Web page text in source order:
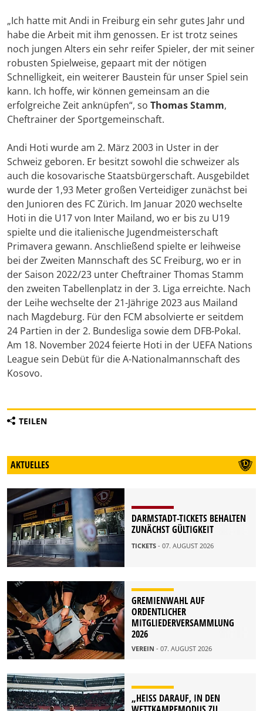
„Ich hatte mit Andi in Freiburg ein sehr gutes Jahr und
habe die Arbeit mit ihm genossen. Er ist trotz seines
noch jungen Alters ein sehr reifer Spieler, der mit seiner
robusten Spielweise, gepaart mit der nötigen
Schnelligkeit, ein weiterer Baustein für unser Spiel sein
kann. Ich hoffe, wir können gemeinsam an die
erfolgreiche Zeit anknüpfen“, so Thomas Stamm,
Cheftrainer der Sportgemeinschaft.
Andi Hoti wurde am 2. März 2003 in Uster in der
Schweiz geboren. Er besitzt sowohl die schweizer als
auch die kosovarische Staatsbürgerschaft. Ausgebildet
wurde der 1,93 Meter großen Verteidiger zunächst bei
den Junioren des FC Zürich. Im Januar 2020 wechselte
Hoti in die U17 von Inter Mailand, wo er bis zu U19
spielte und die italienische Jugendmeisterschaft
Primavera gewann. Anschließend spielte er leihweise
bei der Zweiten Mannschaft des SC Freiburg, wo er in
der Saison 2022/23 unter Cheftrainer Thomas Stamm
den zweiten Tabellenplatz in der 3. Liga erreichte. Nach
der Leihe wechselte der 21-Jährige 2023 aus Mailand
nach Magdeburg. Für den FCM absolvierte er seitdem
24 Partien in der 2. Bundesliga sowie dem DFB-Pokal.
Am 18. November 2024 feierte Hoti in der UEFA Nations
League sein Debüt für die A-Nationalmannschaft des
Kosovo.
TEILEN
AKTUELLES
DARMSTADT-TICKETS BEHALTEN
ZUNÄCHST GÜLTIGKEIT
TICKETS - 07. AUGUST 2026
GREMIENWAHL AUF
ORDENTLICHER
MITGLIEDERVERSAMMLUNG
2026
VEREIN - 07. AUGUST 2026
„HEISS DARAUF, IN DEN W